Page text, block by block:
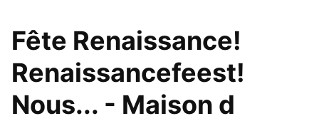
Fête Renaissance!
Renaissancefeest!
Nous... - Maison d